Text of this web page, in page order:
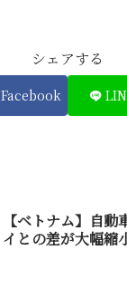
シェアする
Facebook
【ベトナム】自
イとの差が大幅縮